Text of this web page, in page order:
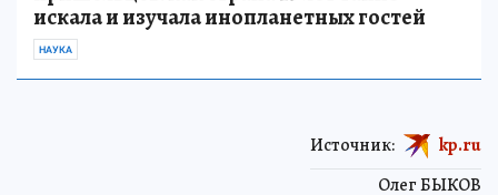
искала и изучала инопланетных гостей
НАУКА
Олег БЫКОВ
Источник: kp.ru